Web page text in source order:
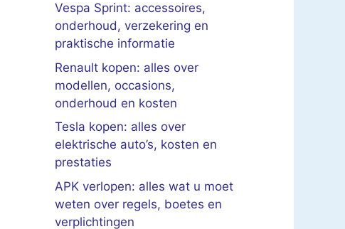
Vespa Sprint: accessoires,
onderhoud, verzekering en
praktische informatie
Renault kopen: alles over
modellen, occasions,
onderhoud en kosten
Tesla kopen: alles over
elektrische auto’s, kosten en
prestaties
APK verlopen: alles wat u moet
weten over regels, boetes en
verplichtingen